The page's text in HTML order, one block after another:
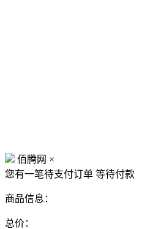
佰腾网 ×
您有一笔待支付订单 等待付款
商品信息：
总价：